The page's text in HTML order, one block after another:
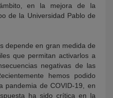
en la mejora de la
de la Universidad Pablo de
depende en gran medida de
que permitan activarlos a
negativas de las
hemos podido
pandemia de COVID-19, en
ha sido crítica en la